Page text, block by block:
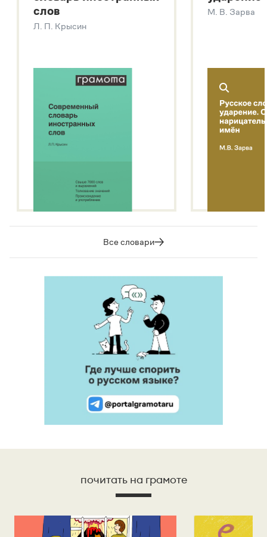
Звук – технология синтеза платформы
SaluteSpeech
слов
Л. П. Крысин
М. В. Зарва
Все словари
почитать на грамоте